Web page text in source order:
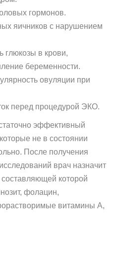
гормонов.
яичников с нарушением
в крови,
беременности.
овуляции при
перед процедурой ЭКО.
эффективный
не в состоянии
После получения
врач назначит
которой
фолацин,
витамины А,